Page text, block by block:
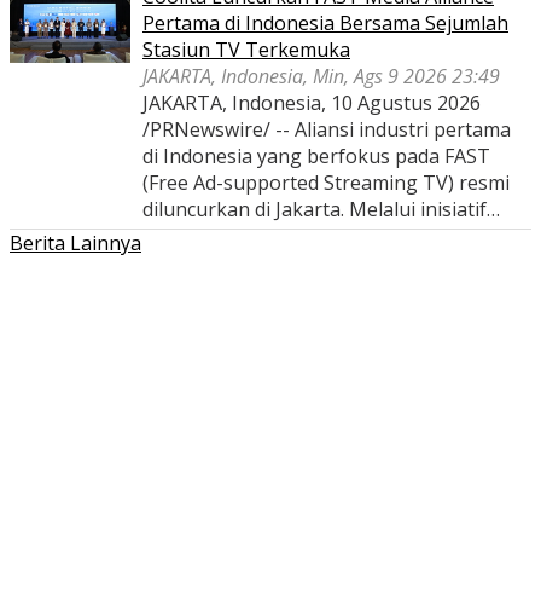
Pertama di Indonesia Bersama Sejumlah
Stasiun TV Terkemuka
JAKARTA, Indonesia, Min, Ags 9 2026 23:49
JAKARTA, Indonesia, 10 Agustus 2026
/PRNewswire/ -- Aliansi industri pertama
di Indonesia yang berfokus pada FAST
(Free Ad-supported Streaming TV) resmi
diluncurkan di Jakarta. Melalui inisiatif…
Berita Lainnya